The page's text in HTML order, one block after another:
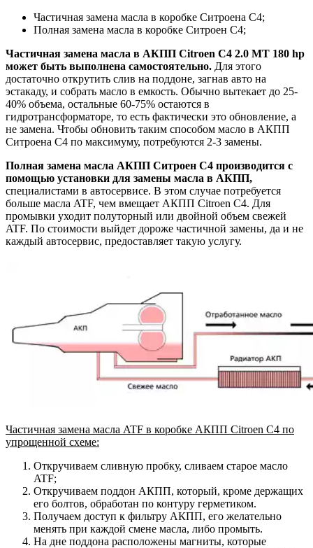
Частичная замена масла в коробке Ситроена С4;
Полная замена масла в коробке Ситроен C4;
Частичная замена масла в АКПП Citroen C4 2.0 MT 180 hp
может быть выполнена самостоятельно. Для этого
достаточно открутить слив на поддоне, загнав авто на
эстакаду, и собрать масло в емкость. Обычно вытекает до 25-
40% объема, остальные 60-75% остаются в
гидротрансформаторе, то есть фактически это обновление, а
не замена. Чтобы обновить таким способом масло в АКПП
Ситроена С4 по максимуму, потребуются 2-3 замены.
Полная замена масла АКПП Ситроен C4 производится с
помощью установки для замены масла в АКПП,
специалистами в автосервисе. В этом случае потребуется
больше масла ATF, чем вмещает АКПП Citroen C4. Для
промывки уходит полуторный или двойной объем свежей
ATF. По стоимости выйдет дороже частичной замены, да и не
каждый автосервис, предоставляет такую услугу.
Частичная замена масла ATF в коробке АКПП Citroen C4 по
упрощенной схеме:
Откручиваем сливную пробку, сливаем старое масло
ATF;
Откручиваем поддон АКПП, который, кроме держащих
его болтов, обработан по контуру герметиком.
Получаем доступ к фильтру АКПП, его желательно
менять при каждой смене масла, либо промыть.
На дне поддона расположены магниты, которые